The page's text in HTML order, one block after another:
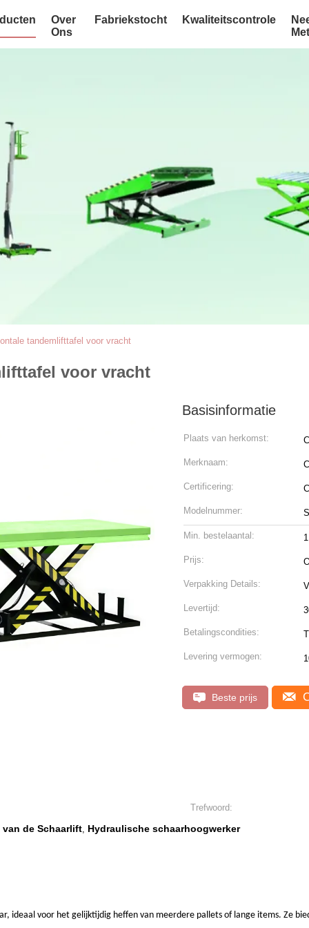
Over
Ons
Fabriekstocht Kwaliteitscontrole
tandemlifttafel voor vracht
voor vracht
Basisinformatie
Plaats van herkomst:
Merknaam:
Certificering:
Modelnummer:
Min. bestelaantal:
Prijs:
Verpakking Details:
Levertijd:
Betalingscondities:
Levering vermogen:
Beste prijs
Trefwoord:
de Schaarlift, Hydraulische schaarhoogwerker
ideaal voor het gelijktijdig heffen van meerdere pallets of lange items. Ze